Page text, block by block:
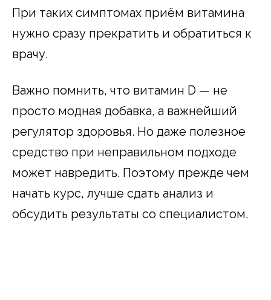
При таких симптомах приём витамина
нужно сразу прекратить и обратиться к
врачу.
Важно помнить, что витамин D — не
просто модная добавка, а важнейший
регулятор здоровья. Но даже полезное
средство при неправильном подходе
может навредить. Поэтому прежде чем
начать курс, лучше сдать анализ и
обсудить результаты со специалистом.